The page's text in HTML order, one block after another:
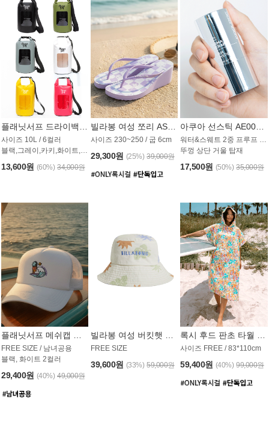
사이즈 10L / 6컬러
블랙,그레이,카키,화이트,옐로우,핑크
13,600원 (60%) 34,000원
사이즈 230~250 / 굽 6cm
29,300원 (25%) 39,000원
워터&스웨트 2중 프루프 / SPF 50+
뚜껑 상단 거울 탑재
17,500원 (50%) 35,000원
FREE SIZE / 남녀공용
블랙, 화이트 2컬러
29,400원 (40%) 49,000원
FREE SIZE
39,600원 (33%) 59,000원
사이즈 FREE / 83*110cm
59,400원 (40%) 99,000원